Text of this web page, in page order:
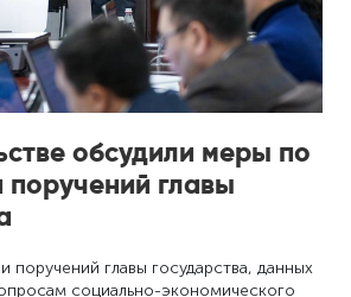
обсудили меры по
поручений главы
поручений главы государства, данных
социально-экономического